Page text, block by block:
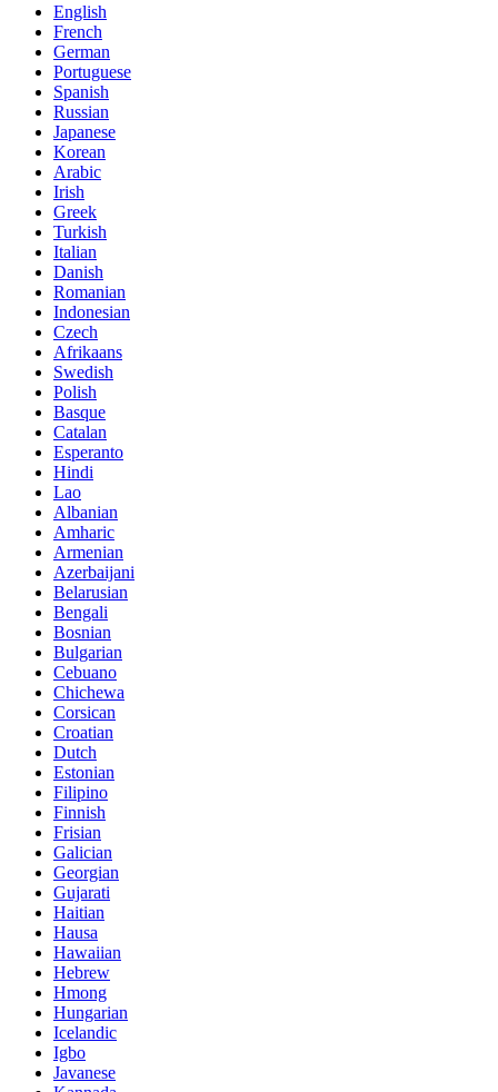
English
French
German
Portuguese
Spanish
Russian
Japanese
Korean
Arabic
Irish
Greek
Turkish
Italian
Danish
Romanian
Indonesian
Czech
Afrikaans
Swedish
Polish
Basque
Catalan
Esperanto
Hindi
Lao
Albanian
Amharic
Armenian
Azerbaijani
Belarusian
Bengali
Bosnian
Bulgarian
Cebuano
Chichewa
Corsican
Croatian
Dutch
Estonian
Filipino
Finnish
Frisian
Galician
Georgian
Gujarati
Haitian
Hausa
Hawaiian
Hebrew
Hmong
Hungarian
Icelandic
Igbo
Javanese